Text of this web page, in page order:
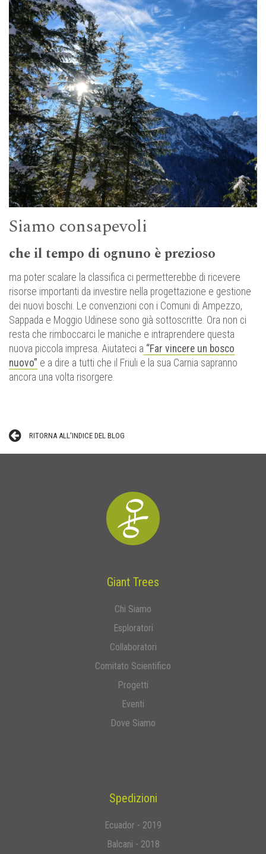
Siamo consapevoli
che il tempo di ognuno è prezioso
ma poter scalare la classifica ci permetterebbe di ricevere
risorse importanti da investire nella progettazione e gestione
dei nuovi boschi. Le convenzioni con i Comuni di Ampezzo,
Sappada e Moggio Udinese sono già sottoscritte. Ora non ci
resta che rimboccarci le maniche e intraprendere questa
nuova piccola impresa. Aiutateci a “Far vincere un bosco
nuovo” e a dire a tutti che il Friuli e la sua Carnia sapranno
ancora una volta risorgere.
RITORNA ALL'INDICE DEL BLOG
Giant Trees
Chi Siamo
Esploratori
Collaboratori
Comitato Scientifico
Progetti
Eventi
Dove Siamo
Spedizioni
Ecuador - 2019
Balcani - 2018